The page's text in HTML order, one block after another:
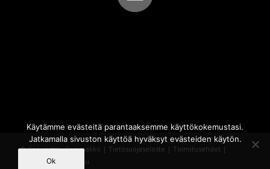
© Copyright - Sammakko | Tietosuojaseloste | Toimitusehdot |
Powered by
iQWebbi
Käytämme evästeitä parantaaksemme käyttökokemustasi.
Jatkamalla sivuston käyttöä hyväksyt evästeiden käytön.
Ok